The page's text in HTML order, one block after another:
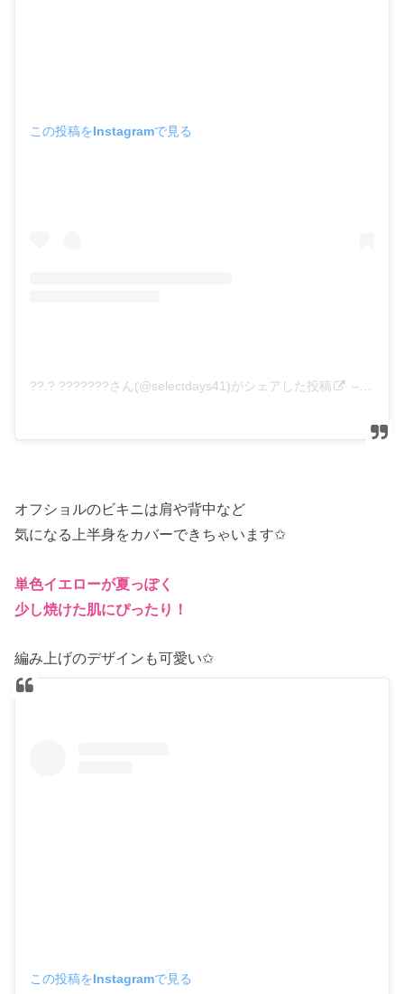
この投稿をInstagramで見る
??.? ???????さん(@selectdays41)がシェアした投稿 –
オフショルのビキニは肩や背中など
気になる上半身をカバーできちゃいます✩
単色イエローが夏っぽく
少し焼けた肌にぴったり！
編み上げのデザインも可愛い✩
この投稿をInstagramで見る